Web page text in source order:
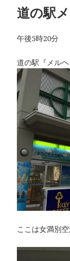
道の駅
午後5時20分
道の駅『メル
ここは女満別